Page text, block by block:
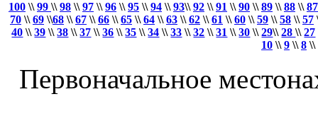
100 \\99 \\98 \\97 \\96 \\95 \\94 \\93\\92 \\91 \\90 \\ 89 \\88 \\87
70 \\69 \\68 \\67 \\66 \\65 \\64 \\63 \\62 \\61 \\60 \\59 \\58 \\57
40 \\39 \\38 \\37 \\36 \\35 \\34 \\33 \\32 \\31 \\30 \\29\\28\\27
10 \\9 \\8 \\
Первоначальное